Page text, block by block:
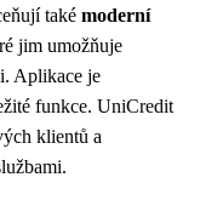
také moderní
jim umožňuje
Aplikace je
funkce. UniCredit
klientů a